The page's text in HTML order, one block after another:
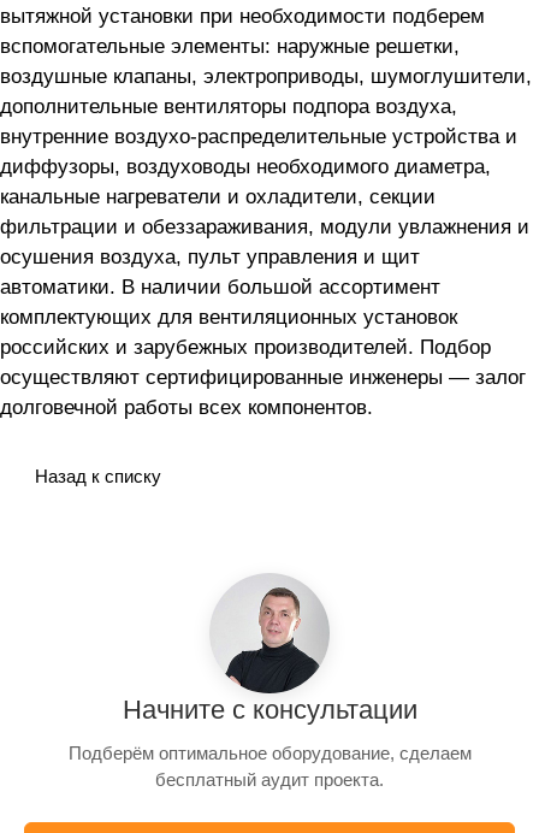
вытяжной установки при необходимости подберем
вспомогательные элементы: наружные решетки,
воздушные клапаны, электроприводы, шумоглушители,
дополнительные вентиляторы подпора воздуха,
внутренние воздухо-распределительные устройства и
диффузоры, воздуховоды необходимого диаметра,
канальные нагреватели и охладители, секции
фильтрации и обеззараживания, модули увлажнения и
осушения воздуха, пульт управления и щит
автоматики. В наличии большой ассортимент
комплектующих для вентиляционных установок
российских и зарубежных производителей. Подбор
осуществляют сертифицированные инженеры — залог
долговечной работы всех компонентов.
Назад к списку
Начните с консультации
Подберём оптимальное оборудование, сделаем
бесплатный аудит проекта.